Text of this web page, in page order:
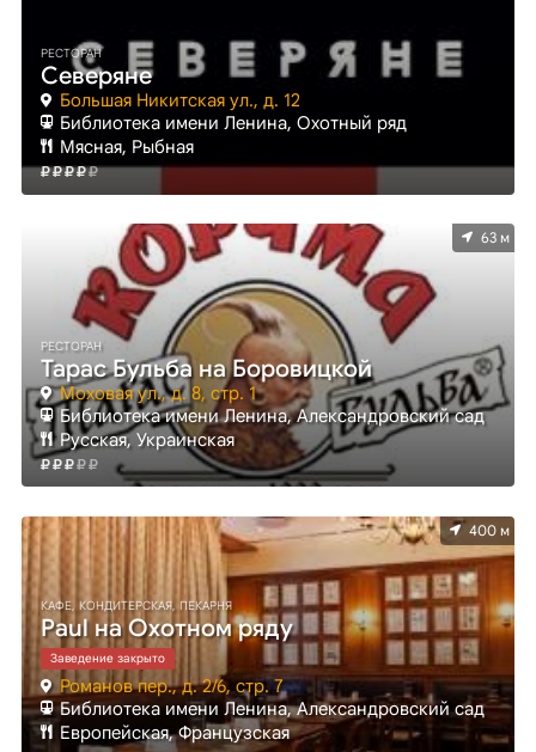
РЕСТОРАН
Северяне
Большая Никитская ул., д. 12
Библиотека имени Ленина, Охотный ряд
Мясная, Рыбная
63 м
РЕСТОРАН
Тарас Бульба на Боровицкой
Моховая ул., д. 8, стр. 1
Библиотека имени Ленина, Александровский сад
Русская, Украинская
400 м
КАФЕ, КОНДИТЕРСКАЯ, ПЕКАРНЯ
Paul на Охотном ряду
Заведение закрыто
Романов пер., д. 2/6, стр. 7
Библиотека имени Ленина, Александровский сад
Европейская, Французская